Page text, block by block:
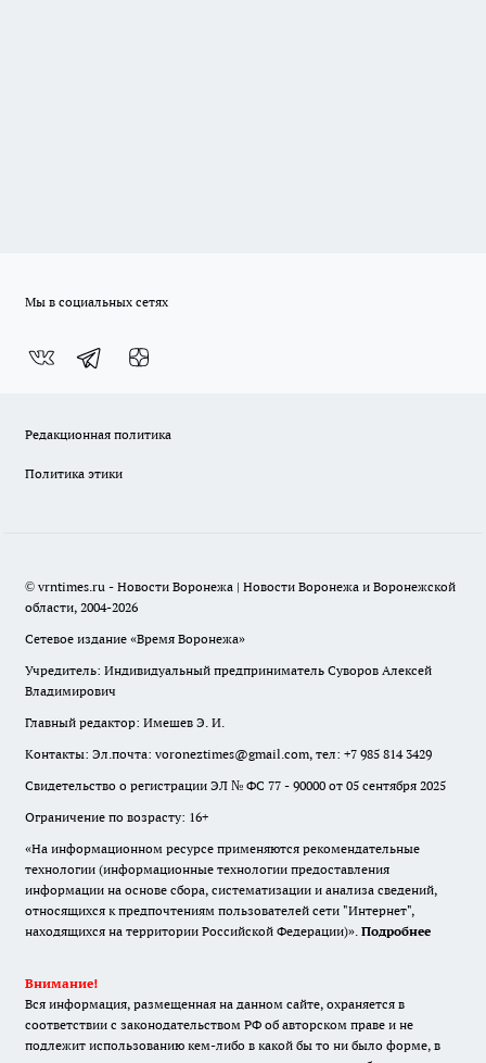
Мы в социальных сетях
Редакционная политика
Политика этики
© vrntimes.ru - Новости Воронежа | Новости Воронежа и Воронежской
области, 2004-2026
Сетевое издание «Время Воронежа»
Учредитель: Индивидуальный предприниматель Суворов Алексей
Владимирович
Главный редактор: Имешев Э. И.
Контакты: Эл.почта: voroneztimes@gmail.com, тел: +7 985 814 3429
Свидетельство о регистрации ЭЛ № ФС 77 - 90000 от 05 сентября 2025
Ограничение по возрасту: 16+
«На информационном ресурсе применяются рекомендательные
технологии (информационные технологии предоставления
информации на основе сбора, систематизации и анализа сведений,
относящихся к предпочтениям пользователей сети "Интернет",
находящихся на территории Российской Федерации)». Подробнее
Внимание!
Вся информация, размещенная на данном сайте, охраняется в
соответствии с законодательством РФ об авторском праве и не
подлежит использованию кем-либо в какой бы то ни было форме, в